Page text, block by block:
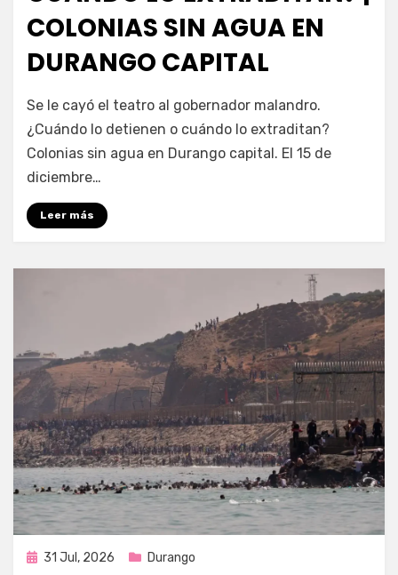
COLONIAS SIN AGUA EN
DURANGO CAPITAL
por Fernando Miranda Servín
Se le cayó el teatro al gobernador malandro.
¿Cuándo lo detienen o cuándo lo extraditan?
Colonias sin agua en Durango capital. El 15 de
diciembre…
Leer más
Publicada
31 Jul, 2026 Durango